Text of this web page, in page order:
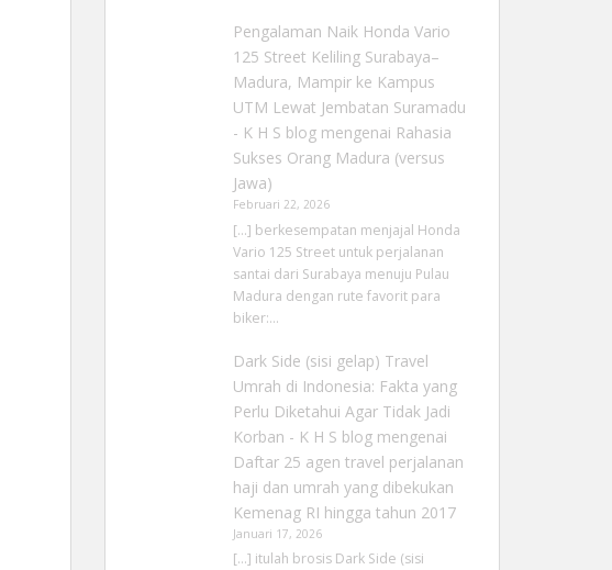
Pengalaman Naik Honda Vario
125 Street Keliling Surabaya–
Madura, Mampir ke Kampus
UTM Lewat Jembatan Suramadu
- K H S blogmengenai Rahasia
Sukses Orang Madura (versus
Jawa)
Februari 22, 2026
[…] berkesempatan menjajal Honda
Vario 125 Street untuk perjalanan
santai dari Surabaya menuju Pulau
Madura dengan rute favorit para
biker:…
Dark Side (sisi gelap) Travel
Umrah di Indonesia: Fakta yang
Perlu Diketahui Agar Tidak Jadi
Korban - K H S blogmengenai
Daftar 25 agen travel perjalanan
haji dan umrah yang dibekukan
Kemenag RI hingga tahun 2017
Januari 17, 2026
[…] itulah brosis Dark Side (sisi